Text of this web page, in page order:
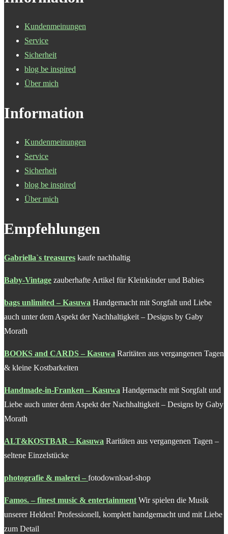
Kundenmeinungen
Service
Sicherheit
blog be inspired
Über mich
Information
Kundenmeinungen
Service
Sicherheit
blog be inspired
Über mich
Empfehlungen
Gabriella`s treasures kaufe nachhaltig
Baby-Vintage zauberhafte Artikel für Kleinkinder und Babies
bags unlimited – Kasuwa Handgemacht mit Sorgfalt und Liebe
auch unter dem Aspekt der Nachhaltigkeit – Designs by Gaby
Morath
BOOKS and CARDS – Kasuwa Raritäten aus vergangenen Tagen
& kleine Kostbarkeiten
Handmade-in-Franken – Kasuwa Handgemacht mit Sorgfalt und
Liebe auch unter dem Aspekt der Nachhaltigkeit – Designs by Gaby
Morath
ALT&KOSTBAR – Kasuwa Raritäten aus vergangenen Tagen –
seltene Einzelstücke
photografie & malerei – fotodownload-shop
Famos. – finest music & entertainment Wir spielen die Musik
unserer Helden! Professionell, komplett handgemacht und mit Liebe
zum Detail